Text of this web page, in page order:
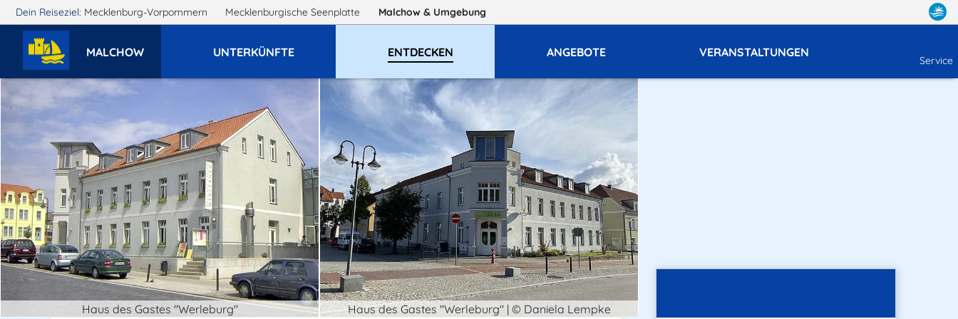
Dein Reiseziel: Mecklenburg-Vorpommern Mecklenburgische Seenplatte Malchow & Umgebung
MALCHOW UNTERKÜNFTE ENTDECKEN ANGEBOTE VERANSTALTUNGEN
Service
Haus des Gastes "Werleburg" Haus des Gastes "Werleburg" | © Daniela Lempke